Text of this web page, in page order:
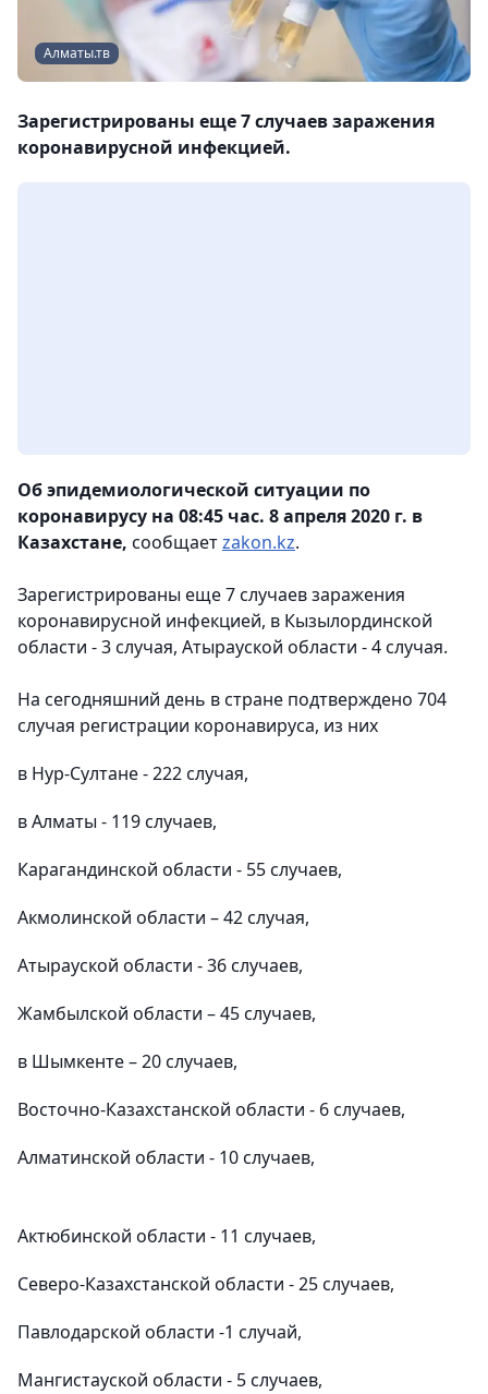
Алматы.тв
Зарегистрированы еще 7 случаев заражения
коронавирусной инфекцией.
Об эпидемиологической ситуации по
коронавирусу на 08:45 час. 8 апреля 2020 г. в
Казахстане, сообщаетzakon.kz.
Зарегистрированы еще 7 случаев заражения
коронавирусной инфекцией, в Кызылординской
области - 3 случая, Атырауской области - 4 случая.
На сегодняшний день в стране подтверждено 704
случая регистрации коронавируса, из них
в Нур-Султане - 222 случая,
в Алматы - 119 случаев,
Карагандинской области - 55 случаев,
Акмолинской области – 42 случая,
Атырауской области - 36 случаев,
Жамбылской области – 45 случаев,
в Шымкенте – 20 случаев,
Восточно-Казахстанской области - 6 случаев,
Алматинской области - 10 случаев,
Актюбинской области - 11 случаев,
Северо-Казахстанской области - 25 случаев,
Павлодарской области -1 случай,
Мангистауской области - 5 случаев,